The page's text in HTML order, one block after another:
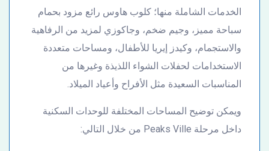
الخدمات الشاملة منها؛ كلوب هاوس رائع مزود بحمام
سباحة مميز، وجيم ضخم، وجاكوزي لمزيد من الرفاهية
والاستجمام، وكيدز إيريا للأطفال، ومساحات متعددة
الاستخدامات لحفلات الشواء اللذيذة وغيرها من
المناسبات السعيدة مثل الأفراح وأعياد الميلاد.
ويمكن توضيح المساحات المختلفة للوحدات السكنية
داخل مرحلة Peaks Ville من خلال التالي: